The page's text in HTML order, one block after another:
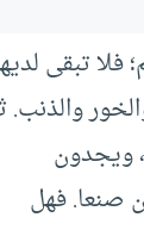
فلا تبقى
والذنب.
ويجدون
صنعا. فهل